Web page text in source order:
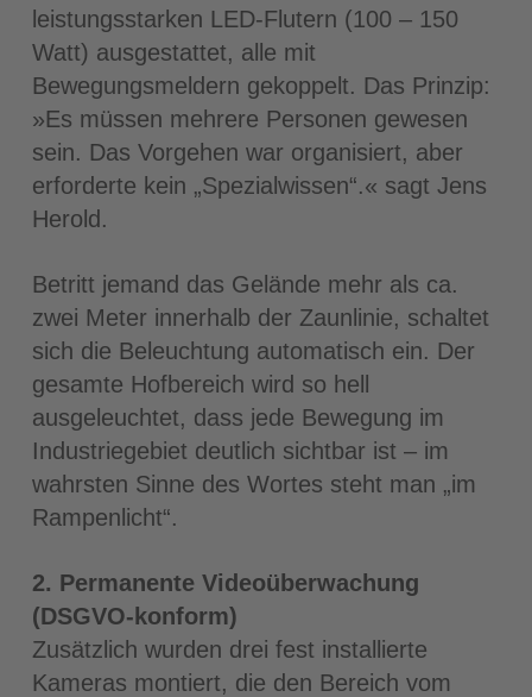
leistungsstarken LED-Flutern (100 – 150
Watt) ausgestattet, alle mit
Bewegungsmeldern gekoppelt. Das Prinzip:
»Es müssen mehrere Personen gewesen
sein. Das Vorgehen war organisiert, aber
erforderte kein „Spezialwissen“.« sagt Jens
Herold.
Betritt jemand das Gelände mehr als ca.
zwei Meter innerhalb der Zaunlinie, schaltet
sich die Beleuchtung automatisch ein. Der
gesamte Hofbereich wird so hell
ausgeleuchtet, dass jede Bewegung im
Industriegebiet deutlich sichtbar ist – im
wahrsten Sinne des Wortes steht man „im
Rampenlicht“.
2. Permanente Videoüberwachung
(DSGVO-konform)
Zusätzlich wurden drei fest installierte
Kameras montiert, die den Bereich vom